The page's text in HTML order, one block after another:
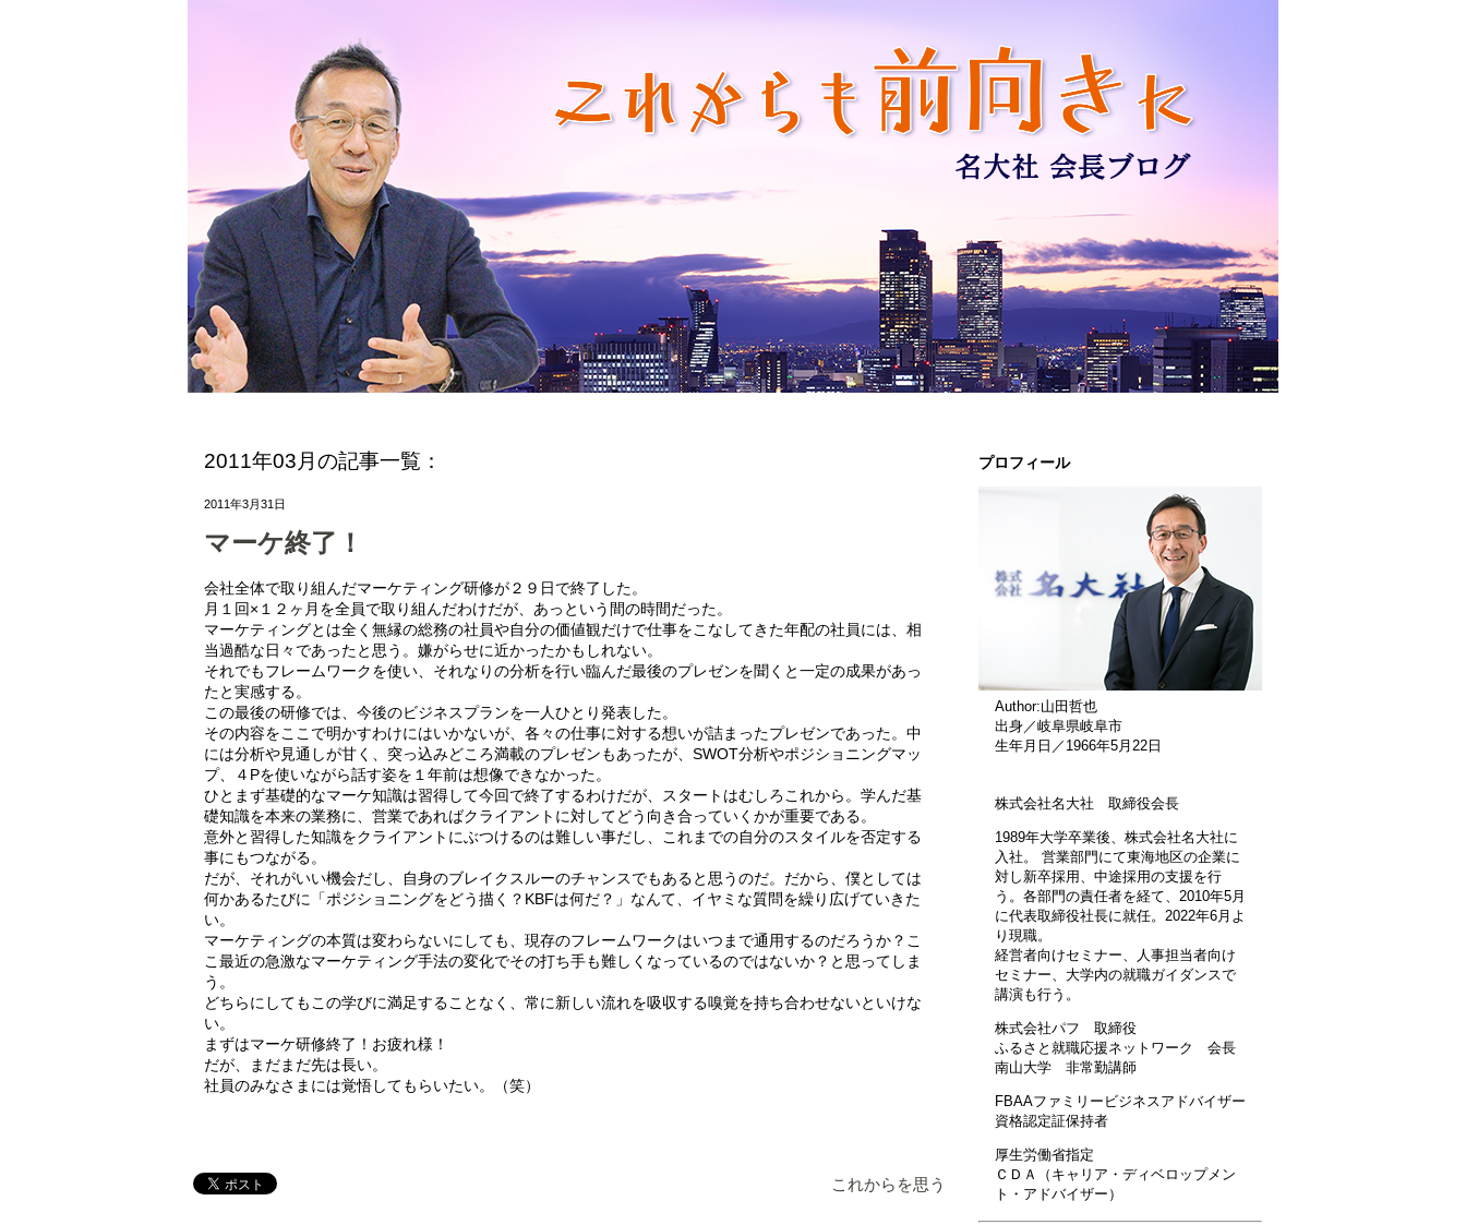
プロフィール
Author:山田哲也
出身／岐阜県岐阜市
生年月日／1966年5月22日
株式会社名大社 取締役会長
1989年大学卒業後、株式会社名大社に
入社。 営業部門にて東海地区の企業に
対し新卒採用、中途採用の支援を行
う。各部門の責任者を経て、2010年5月
に代表取締役社長に就任。2022年6月よ
り現職。
経営者向けセミナー、人事担当者向け
セミナー、大学内の就職ガイダンスで
講演も行う。
株式会社パフ 取締役
ふるさと就職応援ネットワーク 会長
南山大学 非常勤講師
FBAAファミリービジネスアドバイザー
資格認定証保持者
厚生労働省指定
ＣＤＡ（キャリア・ディベロップメン
ト・アドバイザー）
2011年03月の記事一覧：
2011年3月31日
マーケ終了！
会社全体で取り組んだマーケティング研修が２９日で終了した。
月１回×１２ヶ月を全員で取り組んだわけだが、あっという間の時間だった。
マーケティングとは全く無縁の総務の社員や自分の価値観だけで仕事をこなしてきた年配の社員には、相
当過酷な日々であったと思う。嫌がらせに近かったかもしれない。
それでもフレームワークを使い、それなりの分析を行い臨んだ最後のプレゼンを聞くと一定の成果があっ
たと実感する。
この最後の研修では、今後のビジネスプランを一人ひとり発表した。
その内容をここで明かすわけにはいかないが、各々の仕事に対する想いが詰まったプレゼンであった。中
には分析や見通しが甘く、突っ込みどころ満載のプレゼンもあったが、SWOT分析やポジショニングマッ
プ、４Pを使いながら話す姿を１年前は想像できなかった。
ひとまず基礎的なマーケ知識は習得して今回で終了するわけだが、スタートはむしろこれから。学んだ基
礎知識を本来の業務に、営業であればクライアントに対してどう向き合っていくかが重要である。
意外と習得した知識をクライアントにぶつけるのは難しい事だし、これまでの自分のスタイルを否定する
事にもつながる。
だが、それがいい機会だし、自身のブレイクスルーのチャンスでもあると思うのだ。だから、僕としては
何かあるたびに「ポジショニングをどう描く？KBFは何だ？」なんて、イヤミな質問を繰り広げていきた
い。
マーケティングの本質は変わらないにしても、現存のフレームワークはいつまで通用するのだろうか？こ
こ最近の急激なマーケティング手法の変化でその打ち手も難しくなっているのではないか？と思ってしま
う。
どちらにしてもこの学びに満足することなく、常に新しい流れを吸収する嗅覚を持ち合わせないといけな
い。
まずはマーケ研修終了！お疲れ様！
だが、まだまだ先は長い。
社員のみなさまには覚悟してもらいたい。（笑）
これからを思う